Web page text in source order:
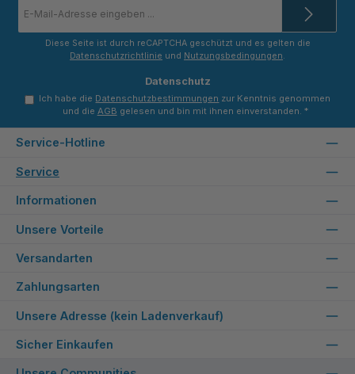
Mail-
*
Diese Seite ist durch reCAPTCHA geschützt und es gelten die
Datenschutzrichtlinie und Nutzungsbedingungen.
Datenschutz
Ich habe die Datenschutzbestimmungen zur Kenntnis genommen
und die AGB gelesen und bin mit ihnen einverstanden. *
Service-Hotline
Service
Informationen
Unsere Vorteile
Versandarten
Zahlungsarten
Unsere Adresse (kein Ladenverkauf)
Sicher Einkaufen